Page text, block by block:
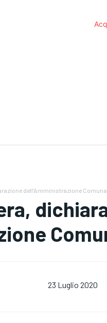
dell’Amministrazione
23 Luglio 2020